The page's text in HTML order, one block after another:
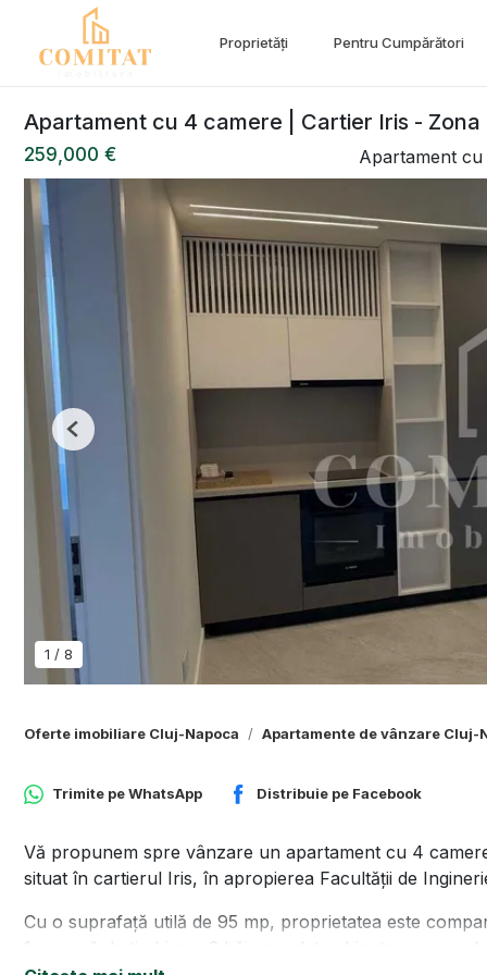
Proprietăți Pentru Cumpărători
Apartament cu 4 camere | Cartier Iris -
259,000 € Apartament
1 / 8
Previous
Oferte imobiliare Cluj-Napoca Apartamente de vânzare Cluj-
Trimite peWhatsApp Distribuie pe Facebook
Vă propunem spre vânzare un apartament cu 4
situat în cartierul Iris, în apropierea Facultății de
Cu o suprafață utilă de 95 mp, proprietatea este